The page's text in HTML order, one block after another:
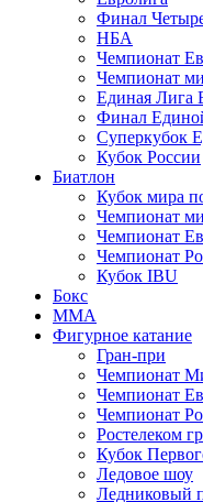
Финал
НБА
Чемпионат
Чемпионат
Единая Лига
Финал
Суперкубок
Кубок России
Биатлон
Кубок мира
Чемпионат
Чемпионат
Чемпионат
Кубок IBU
Бокс
MMA
Фигурное катание
Гран-при
Чемпионат
Чемпионат
Чемпионат
Ростелеком
Кубок
Ледовое шоу
Ледниковый